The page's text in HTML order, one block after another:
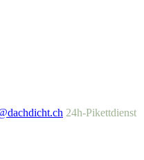
24h-Pikettdienst